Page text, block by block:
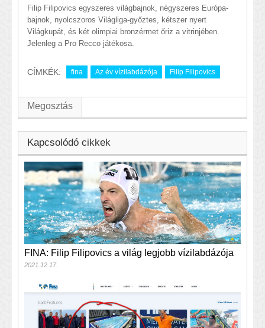
Filip Filipovics egyszeres világbajnok, négyszeres Európa-
bajnok, nyolcszoros Világliga-győztes, kétszer nyert
Világkupát, és két olimpiai bronzérmet őriz a vitrinjében.
Jelenleg a Pro Recco játékosa.
CÍMKÉK: fina Az év vízilabdázója Filip Filipovics
Megosztás
Kapcsolódó cikkek
FINA: Filip Filipovics a világ legjobb vízilabdázója
2021.12.17.